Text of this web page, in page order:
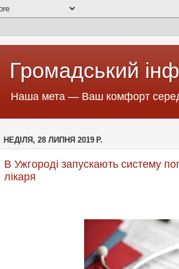
Громадський
Наша мета — Ваш комфорт
НЕДІЛЯ, 28 ЛИПНЯ 2019 Р.
В Ужгороді запускають систему
лікаря